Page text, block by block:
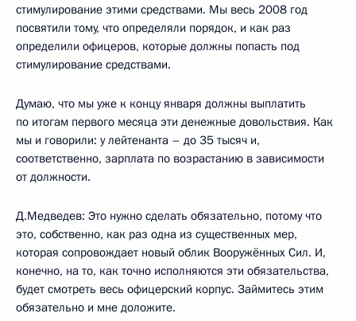
стимулирование этими средствами. Мы весь 2008 год
посвятили тому, что определяли порядок, и как раз
определили офицеров, которые должны попасть под
стимулирование средствами.
Думаю, что мы уже к концу января должны выплатить
по итогам первого месяца эти денежные довольствия. Как
мы и говорили: у лейтенанта – до 35 тысяч и,
соответственно, зарплата по возрастанию в зависимости
от должности.
Д.Медведев: Это нужно сделать обязательно, потому что
это, собственно, как раз одна из существенных мер,
которая сопровождает новый облик Вооружённых Сил. И,
конечно, на то, как точно исполняются эти обязательства,
будет смотреть весь офицерский корпус. Займитесь этим
обязательно и мне доложите.